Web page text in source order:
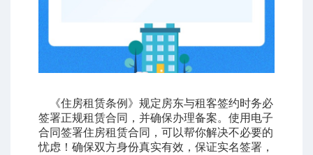
《住房租赁条例》规定房东与租客签约时务必
签署正规租赁合同，并确保办理备案。使用电子
合同签署住房租赁合同，可以帮你解决不必要的
忧虑！确保双方身份真实有效，保证实名签署，